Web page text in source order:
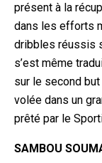
présent à la
dans les efforts
dribbles réussis
s’est même
sur le second
volée dans un
prêté par le
SAMBOU